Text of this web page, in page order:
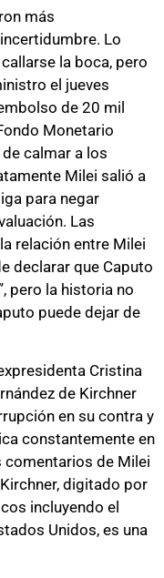
más
Lo
la boca, pero
el jueves
de 20 mil
Monetario
calmar a los
Milei salió a
para negar
Las
relación entre Milei
declarar que Caputo
pero la historia no
puede dejar de
Cristina
de Kirchner
en su contra y
constantemente en
comentarios de Milei
digitado por
incluyendo el
Unidos, es una